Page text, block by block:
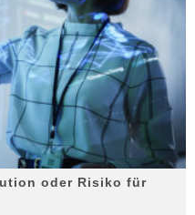
oder Risiko für